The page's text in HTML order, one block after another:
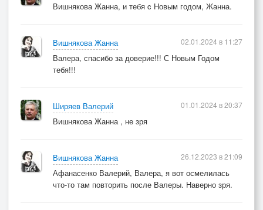
Вишнякова Жанна, и тебя c Новым годом, Жанна.
Вишнякова Жанна
Валера, спасибо за доверие!!! С Новым Годом
тебя!!!
02.01.2024 в 11:27
Ширяев Валерий
Вишнякова Жанна , не зря
01.01.2024 в 20:37
Вишнякова Жанна
Афанасенко Валерий, Валера, я вот осмелилась
что-то там повторить после Валеры. Наверно зря.
26.12.2023 в 21:09